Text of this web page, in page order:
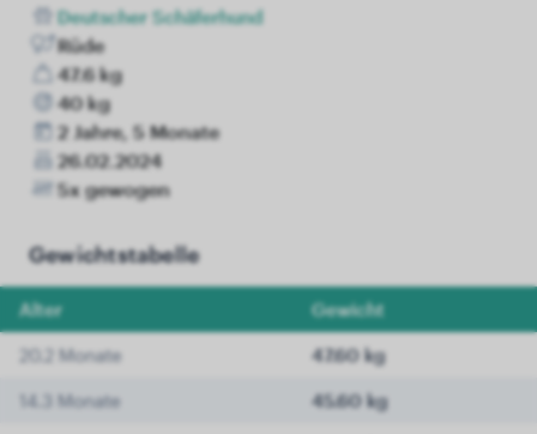
Deutscher Schäferhund
Rüde
47.6 kg
40 kg
2 Jahre, 5 Monate
26.02.2024
5x gewogen
Gewichtstabelle
Alter Gewicht
20.2 Monate 47.60 kg
14.3 Monate 45.60 kg